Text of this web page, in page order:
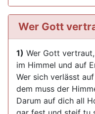
Wer Gott
1) Wer Gott
im Himmel und auf
Wer sich verlässt
dem muss der
Darum auf dich all